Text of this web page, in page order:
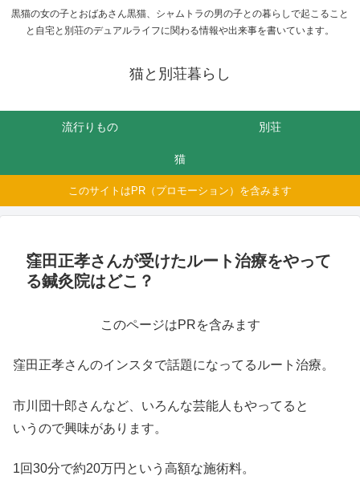
黒猫の女の子とおばあさん黒猫、シャムトラの男の子との暮らしで起こること
と自宅と別荘のデュアルライフに関わる情報や出来事を書いています。
猫と別荘暮らし
流行りもの 別荘
猫
このサイトはPR（プロモーション）を含みます
窪田正孝さんが受けたルート治療をやって
る鍼灸院はどこ？
このページはPRを含みます
窪田正孝さんのインスタで話題になってるルート治療。
市川団十郎さんなど、いろんな芸能人もやってると
いうので興味があります。
1回30分で約20万円という高額な施術料。